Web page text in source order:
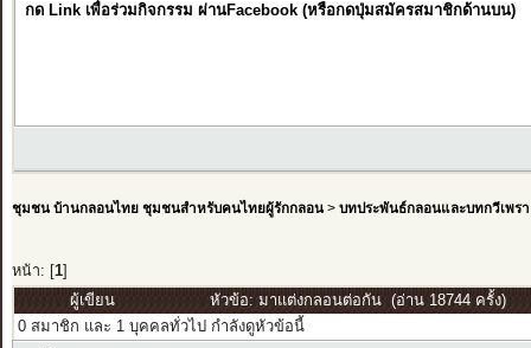
กด Link เพื่อร่วมกิจกรรม ผ่านFacebook (หรือกดปุ่มสมัครสมาชิกด้านบน)
ชุมชน บ้านกลอนไทย ชุมชนสำหรับคนไทยผู้รักกลอน> บทประพันธ์กลอนและบทกวีเพรา
หน้า: [ 1]
ผู้เขียน
หัวข้อ: มาแต่งกลอนต่อกัน (อ่าน 18744 ครั้ง)
0 สมาชิก และ 1 บุคคลทั่วไป กำลังดูหัวข้อนี้